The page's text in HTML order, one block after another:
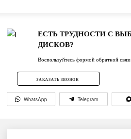
ЕСТЬ ТРУДНОСТИ С
ДИСКОВ?
Воспользуйтесь формой обратной
ЗАКАЗАТЬ ЗВОНОК
WhatsApp Telegram